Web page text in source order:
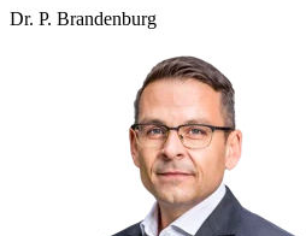
Dr. P. Brandenburg